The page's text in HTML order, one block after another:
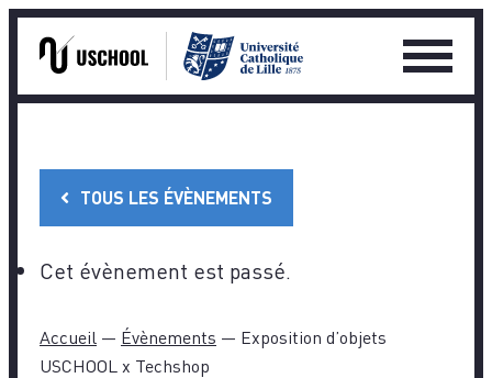
content
Ouvrir
le
TOUS LES ÉVÈNEMENTS
Cet évènement est passé.
Accueil — Évènements — Exposition d’objets
USCHOOL x Techshop